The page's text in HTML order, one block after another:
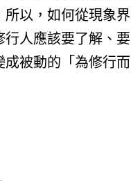
以，如何從現象界
行人應該要了解、要
被動的「為修行而